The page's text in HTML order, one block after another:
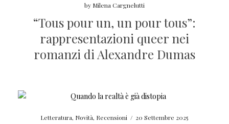
by Milena Cargnelutti
“Tous pour un, un pour tous”:
rappresentazioni queer nei
romanzi di Alexandre Dumas
Letteratura, Novità, Recensioni / 20 Settembre 2025